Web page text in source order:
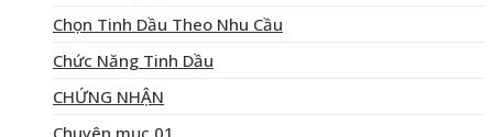
Chọn Tinh Dầu Theo Nhu Cầu
Chức Năng Tinh Dầu
CHỨNG NHẬN
Chuyên mục 01